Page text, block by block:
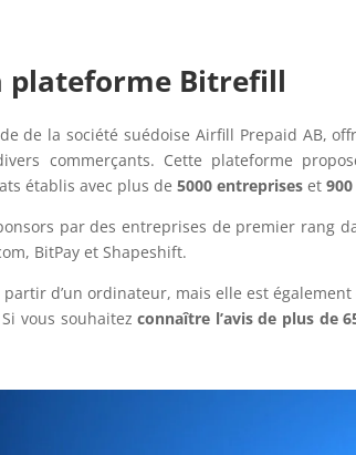
plateforme Bitrefill
de la société suédoise Airfill Prepaid AB,
commerçants. Cette plateforme
établis avec plus de5000 entreprises et
par des entreprises de premier rang
BitPay et Shapeshift.
d’un ordinateur, mais elle est
vous souhaitezconnaître l’avis de plus de